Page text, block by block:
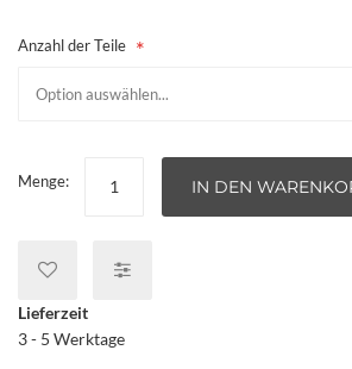
Anzahl der Teile
Menge: IN DEN
Lieferzeit
3 - 5 Werktage